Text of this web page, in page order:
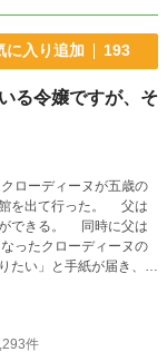
に入り追加 193
る令嬢ですが、そ
ローディーヌが五歳の
館を出て行った。 父は
ができる。 同時に父は
たい」と手紙が届き、ク
す。苦手な方は先にタ
グはネタバレにもなっ
す」部分のあるエンド
件